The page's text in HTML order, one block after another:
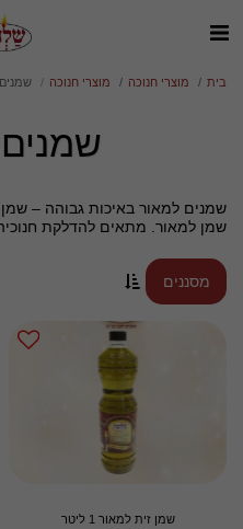
בית מוצרי חנוכה מוצרי חנוכה
שמנים למאור באיכות גבוהה – שמן
שמן למאור. מתאים להדלקת
מסננים
שמן זית למאור 1 ליטר